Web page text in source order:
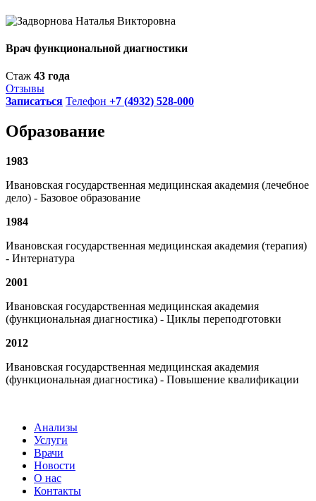
Врач функциональной диагностики
Стаж 43 года
Отзывы
Записаться Телефон +7 (4932) 528-000
Образование
1983
Ивановская государственная медицинская академия (лечебное
дело) - Базовое образование
1984
Ивановская государственная медицинская академия (терапия)
- Интернатура
2001
Ивановская государственная медицинская академия
(функциональная диагностика) - Циклы переподготовки
2012
Ивановская государственная медицинская академия
(функциональная диагностика) - Повышение квалификации
Анализы
Услуги
Врачи
Новости
О нас
Контакты